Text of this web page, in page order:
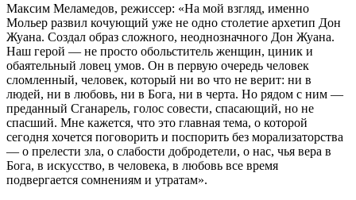
Максим Меламедов, режиссер: «На мой взгляд, именно
Мольер развил кочующий уже не одно столетие архетип Дон
Жуана. Создал образ сложного, неоднозначного Дон Жуана.
Наш герой — не просто обольститель женщин, циник и
обаятельный ловец умов. Он в первую очередь человек
сломленный, человек, который ни во что не верит: ни в
людей, ни в любовь, ни в Бога, ни в черта. Но рядом с ним —
преданный Сганарель, голос совести, спасающий, но не
спасший. Мне кажется, что это главная тема, о которой
сегодня хочется поговорить и поспорить без морализаторства
— о прелести зла, о слабости добродетели, о нас, чья вера в
Бога, в искусство, в человека, в любовь все время
подвергается сомнениям и утратам».